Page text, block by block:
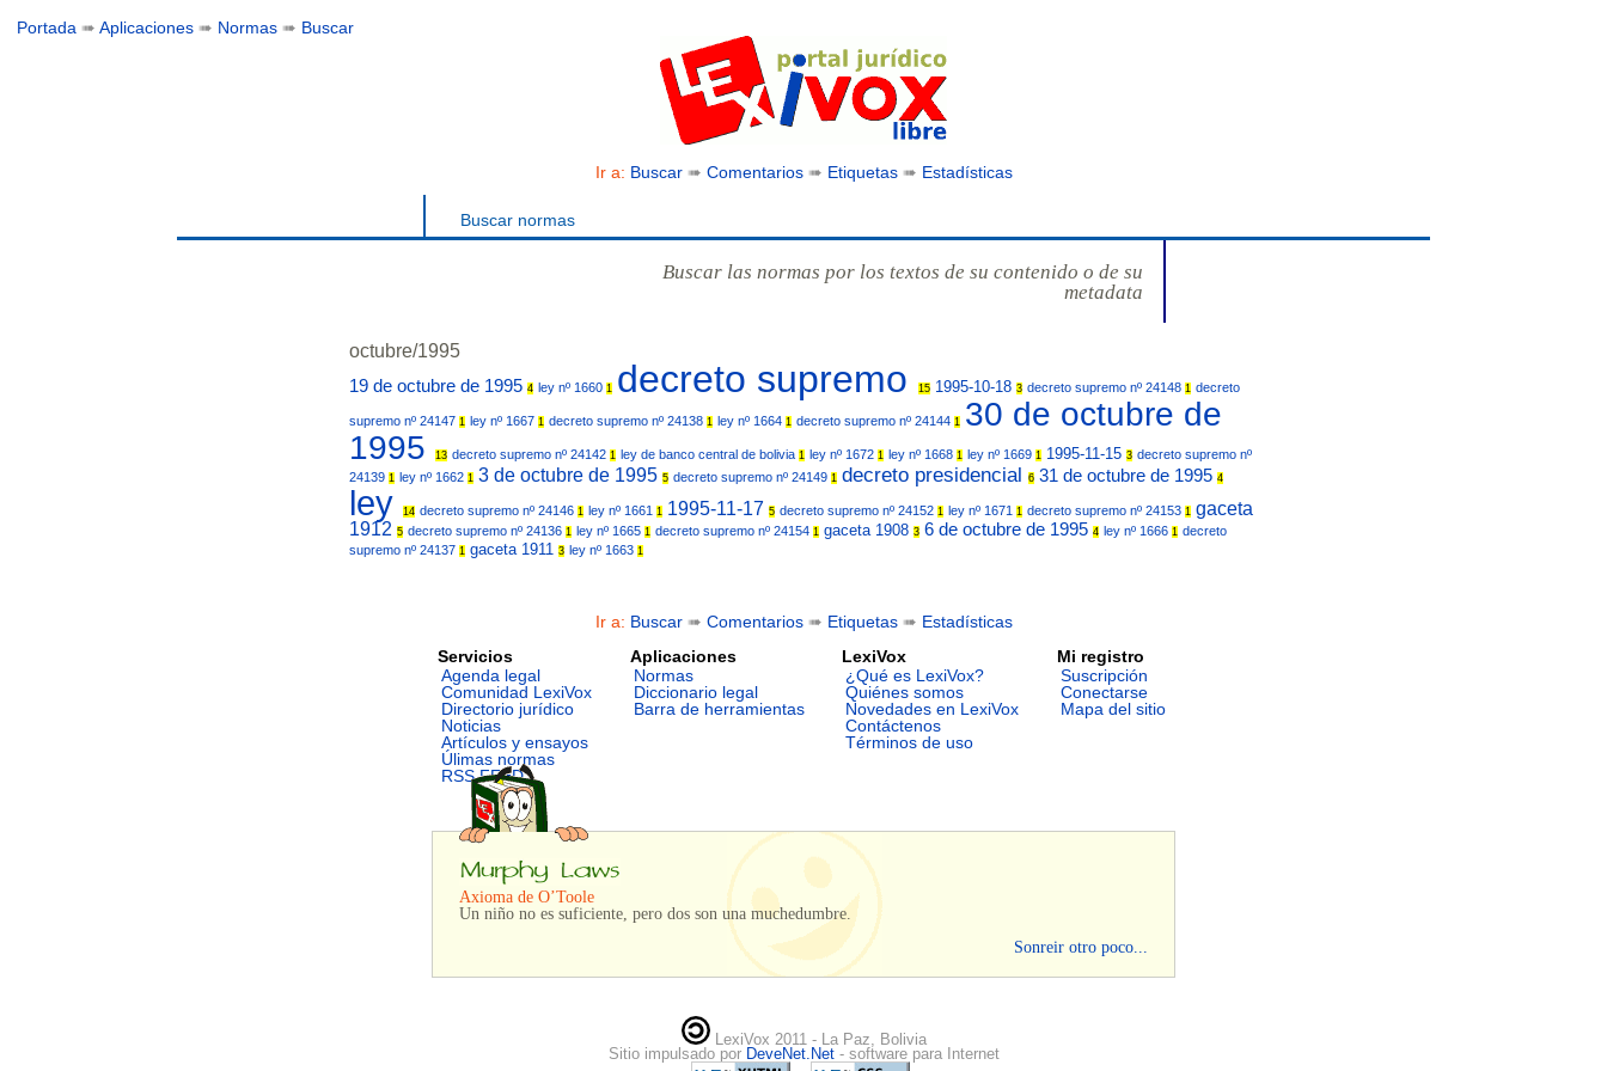
Portada ➠Aplicaciones ➠ Normas ➠ Buscar
Ir a: Buscar➠ Comentarios➠ Etiquetas➠ Estadísticas
Buscar normas
Buscar las normas por los textos de su contenido o de su
metadata
octubre/1995
19 de octubre de 1995 4 ley nº 1660 1 decreto supremo 15 1995-10-18 3 decreto supremo nº 24148 1 decreto
supremo nº 24147 1 ley nº 1667 1 decreto supremo nº 24138 1 ley nº 1664 1 decreto supremo nº 24144 1
30 de octubre de
1995
13 decreto supremo nº 24142 1 ley de banco central de bolivia 1 ley nº 1672 1 ley nº 1668 1 ley nº 1669 1 1995-11-15 3 decreto supremo nº
24139 1 ley nº 1662 1 3 de octubre de 1995 5 decreto supremo nº 24149 1 decreto presidencial 6 31 de octubre de 1995 4
ley 14 decreto supremo nº 24146 1 ley nº 1661 1 1995-11-17 5 decreto supremo nº 24152 1 ley nº 1671 1 decreto supremo nº 24153 1 gaceta
1912 5 decreto supremo nº 24136 1 ley nº 1665 1 decreto supremo nº 24154 1 gaceta 1908 3 6 de octubre de 1995 4 ley nº 1666 1 decreto
supremo nº 24137 1 gaceta 1911 3 ley nº 1663 1
Ir a: Buscar➠ Comentarios➠ Etiquetas➠ Estadísticas
Servicios
Agenda legal
Comunidad LexiVox
Directorio jurídico
Noticias
Artículos y ensayos
Úlimas normas
RSS FEED
Aplicaciones
Normas
Diccionario legal
Barra de herramientas
LexiVox
¿Qué es LexiVox?
Quiénes somos
Novedades en LexiVox
Contáctenos
Términos de uso
Mi registro
Suscripción
Conectarse
Mapa del sitio
Axioma de O’Toole
Un niño no es suficiente, pero dos son una muchedumbre.
Sonreir otro poco...
LexiVox 2011 - La Paz, Bolivia
Sitio impulsado por DeveNet.Net - software para Internet